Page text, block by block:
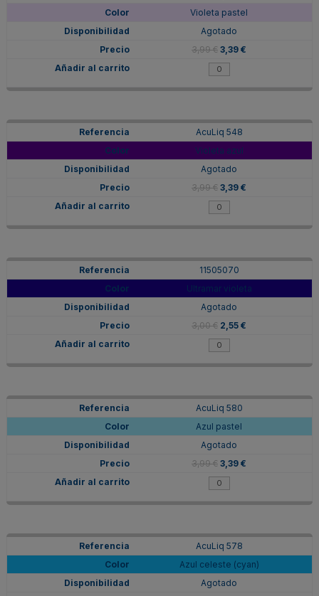
Violeta pastel
Agotado
3,99 € 3,39 €
AcuLiq 548
Violeta azul
Agotado
3,99 € 3,39 €
11505070
Ultramar violeta
Agotado
3,00 € 2,55 €
AcuLiq 580
Azul pastel
Agotado
3,99 € 3,39 €
AcuLiq 578
Azul celeste (cyan)
Agotado